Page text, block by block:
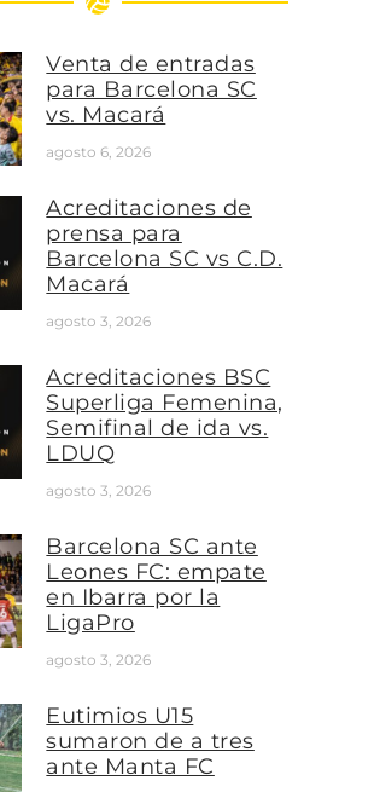
Venta de entradas
para Barcelona SC
vs. Macará
agosto 6, 2026
Acreditaciones de
prensa para
Barcelona SC vs C.D.
Macará
agosto 3, 2026
Acreditaciones BSC
Superliga Femenina,
Semifinal de ida vs.
LDUQ
agosto 3, 2026
Barcelona SC ante
Leones FC: empate
en Ibarra por la
LigaPro
agosto 3, 2026
Eutimios U15
sumaron de a tres
ante Manta FC